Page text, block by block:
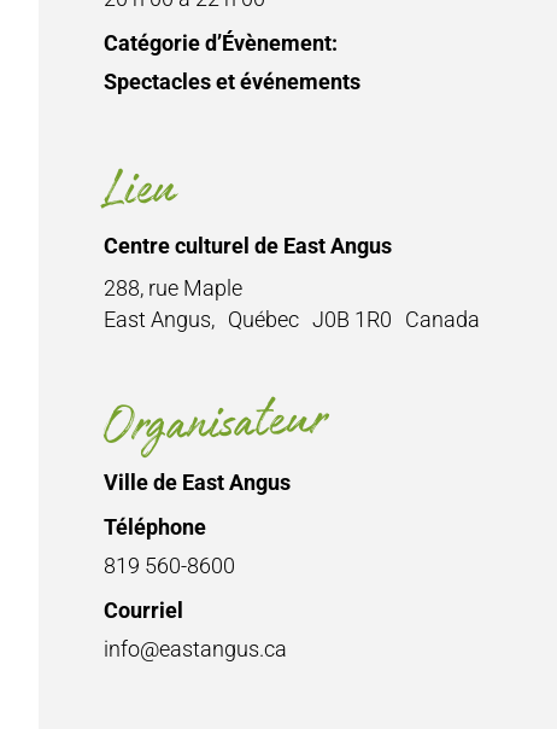
Catégorie d’Évènement:
Spectacles et événements
Lieu
Centre culturel de East Angus
288, rue Maple
East Angus, Québec J0B 1R0 Canada
Organisateur
Ville de East Angus
Téléphone
819 560-8600
Courriel
info@eastangus.ca